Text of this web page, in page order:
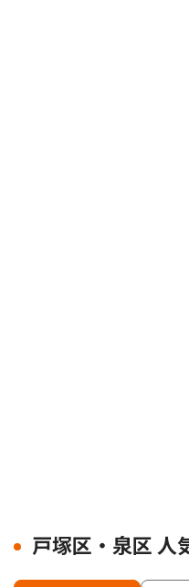
戸塚区・泉区 人